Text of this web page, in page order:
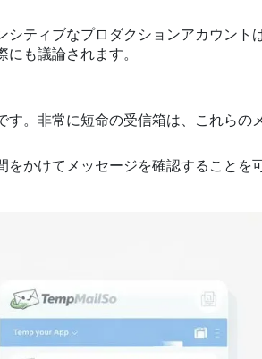
ティブなプロダクションアカウント
にも議論されます。
。非常に短命の受信箱は、これらの
かけてメッセージを確認することを